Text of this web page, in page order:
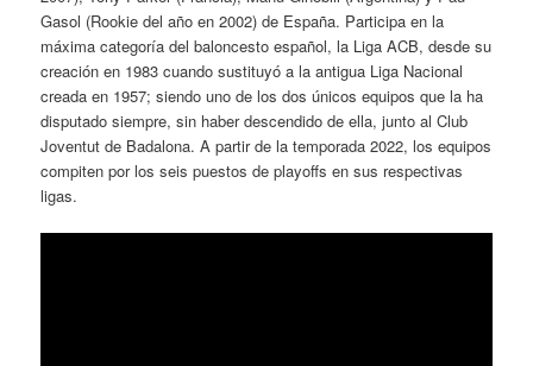
Gasol (Rookie del año en 2002) de España. Participa en la
máxima categoría del baloncesto español, la Liga ACB, desde su
creación en 1983 cuando sustituyó a la antigua Liga Nacional
creada en 1957; siendo uno de los dos únicos equipos que la ha
disputado siempre, sin haber descendido de ella, junto al Club
Joventut de Badalona. A partir de la temporada 2022, los equipos
compiten por los seis puestos de playoffs en sus respectivas
ligas.